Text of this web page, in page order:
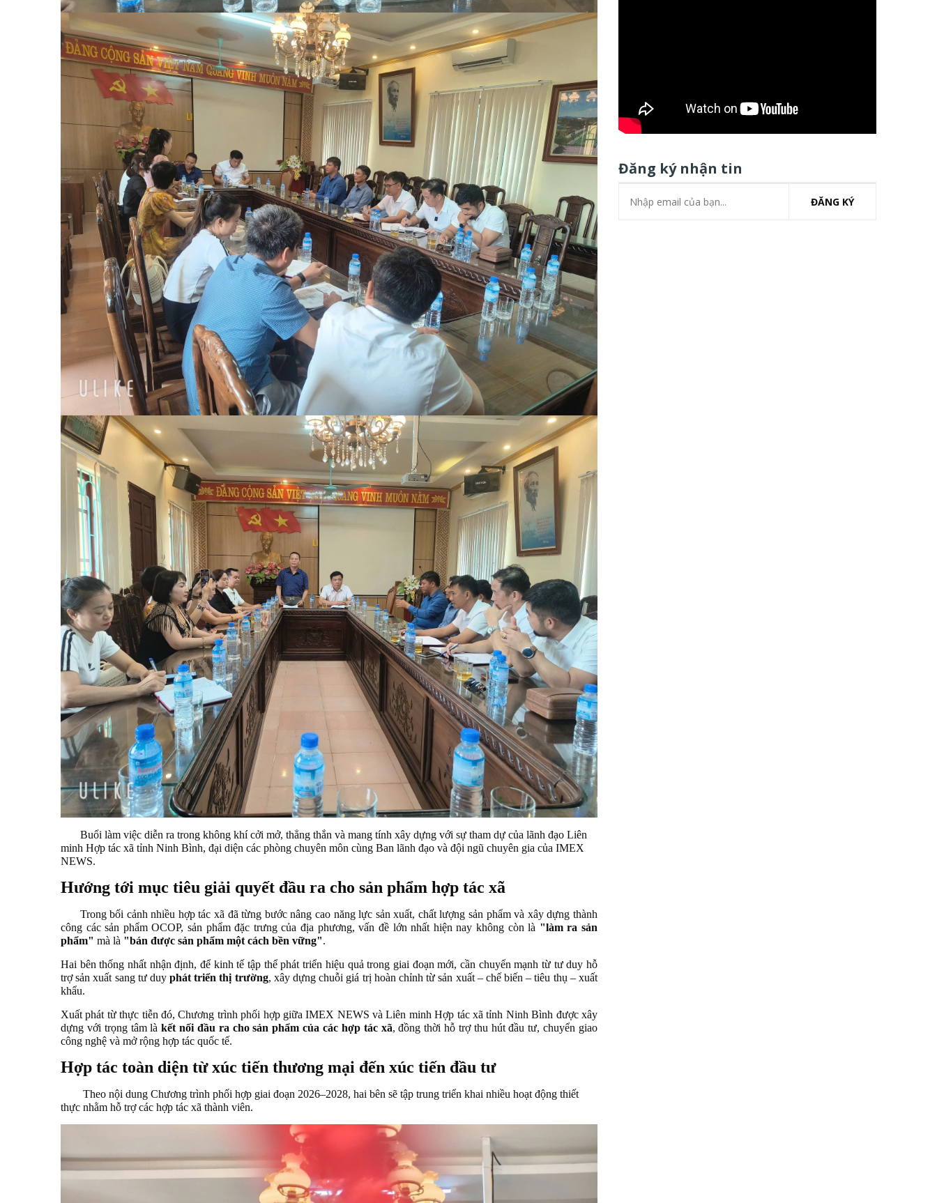
Buổi làm việc diễn ra trong không khí cởi mở, thẳng thắn và mang tính xây dựng với sự tham dự của lãnh đạo Liên
minh Hợp tác xã tỉnh Ninh Bình, đại diện các phòng chuyên môn cùng Ban lãnh đạo và đội ngũ chuyên gia của IMEX
NEWS.
Hướng tới mục tiêu giải quyết đầu ra cho sản phẩm hợp tác xã
Trong bối cảnh nhiều hợp tác xã đã từng bước nâng cao năng lực sản xuất, chất lượng sản phẩm và xây dựng thành
công các sản phẩm OCOP, sản phẩm đặc trưng của địa phương, vấn đề lớn nhất hiện nay không còn là "làm ra sản
phẩm" mà là "bán được sản phẩm một cách bền vững".
Hai bên thống nhất nhận định, để kinh tế tập thể phát triển hiệu quả trong giai đoạn mới, cần chuyển mạnh từ tư duy hỗ
trợ sản xuất sang tư duyphát triển thị trường, xây dựng chuỗi giá trị hoàn chỉnh từ sản xuất – chế biến – tiêu thụ – xuất
khẩu.
Xuất phát từ thực tiễn đó, Chương trình phối hợp giữa IMEX NEWS và Liên minh Hợp tác xã tỉnh Ninh Bình được xây
dựng với trọng tâm làkết nối đầu ra cho sản phẩm của các hợp tác xã, đồng thời hỗ trợ thu hút đầu tư, chuyển giao
công nghệ và mở rộng hợp tác quốc tế.
Hợp tác toàn diện từ xúc tiến thương mại đến xúc tiến đầu tư
Theo nội dung Chương trình phối hợp giai đoạn 2026–2028, hai bên sẽ tập trung triển khai nhiều hoạt động thiết
thực nhằm hỗ trợ các hợp tác xã thành viên.
Đăng ký nhận tin
ĐĂNG KÝ